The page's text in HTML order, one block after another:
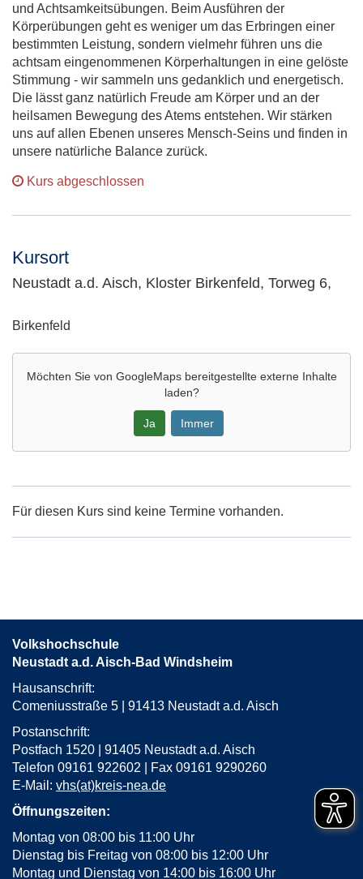
und Achtsamkeitsübungen. Beim Ausführen der
Körperübungen geht es weniger um das Erbringen einer
bestimmten Leistung, sondern vielmehr führen uns die
achtsam eingenommenen Körperhaltungen in eine gelöste
Stimmung - wir sammeln uns gedanklich und energetisch.
Die lässt ganz natürlich Freude am Körper und an der
heilsamen Bewegung des Atems entstehen. Wir stärken
uns auf allen Ebenen unseres Mensch-Seins und finden in
unsere natürliche Balance zurück.
Kurs abgeschlossen
Kursort
Neustadt a.d. Aisch, Kloster Birkenfeld, Torweg 6,
Birkenfeld
Möchten Sie von GoogleMapsbereitgestellte externe Inhalte
laden?
Ja Immer
Maps
Karte
Neustadt
6,
in
neuem
Fenster
Für diesen Kurs sind keine Termine vorhanden.
Volkshochschule
Neustadt a.d. Aisch-Bad Windsheim
Hausanschrift:
Comeniusstraße 5 | 91413 Neustadt a.d. Aisch
Postanschrift:
Postfach 1520 | 91405 Neustadt a.d. Aisch
Telefon 09161 922602 | Fax 09161 9290260
E-Mail: vhs(at)kreis-nea.de
Öffnungszeiten:
Montag von 08:00 bis 11:00 Uhr
Dienstag bis Freitag von 08:00 bis 12:00 Uhr
Montag und Dienstag von 14:00 bis 16:00 Uhr